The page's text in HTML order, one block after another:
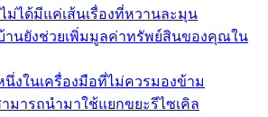
ไม่ได้มีแค่เส้นเรื่องที่หวานละมุน
านยังช่วยเพิ่มมูลค่าทรัพย์สินของคุณใน
งในเครื่องมือที่ไม่ควรมองข้าม
มารถนำมาใช้แยกขยะรีไซเคิล